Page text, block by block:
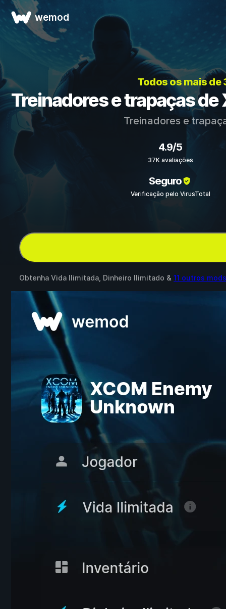
wemod
Todos os mais
Treinadores e trapaças
Treinadores e
4.9/5
37K avaliações
Seguro
Verificação pelo VirusTotal
Obtenha Vida Ilimitada, Dinheiro Ilimitado & 11 outros mods